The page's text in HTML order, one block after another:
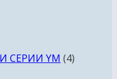
СЕРИИ YM 4